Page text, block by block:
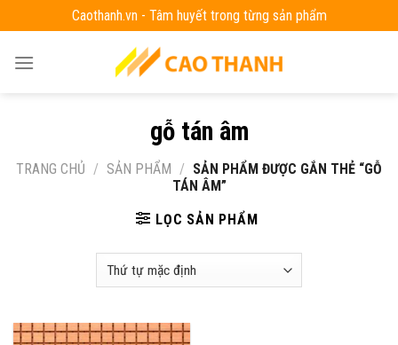
to
content
Caothanh.vn - Tâm huyết trong từng sản phẩm
gỗ tán âm
TRANG CHỦ / SẢN PHẨM / SẢN PHẨM ĐƯỢC GẮN THẺ “GỖ
TÁN ÂM”
LỌC SẢN PHẨM